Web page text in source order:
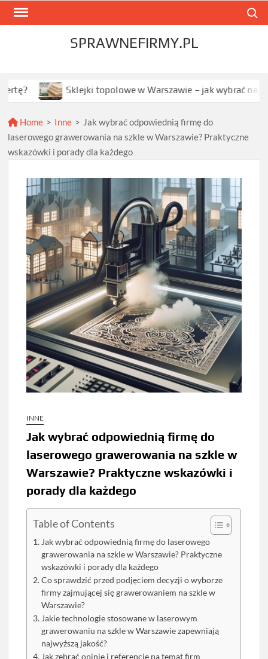
Skip
SPRAWNEFIRMY.PL
Sklejki topolowe w Warszawie – jak wybrać najlepszą opcję
Home > Inne > Jak wybrać odpowiednią firmę do
laserowego grawerowania na szkle w Warszawie? Praktyczne
wskazówki i porady dla każdego
INNE
Jak wybrać odpowiednią firmę do
laserowego grawerowania na szkle w
Warszawie? Praktyczne wskazówki i
porady dla każdego
Table of Contents
Jak wybrać odpowiednią firmę do laserowego
grawerowania na szkle w Warszawie? Praktyczne
wskazówki i porady dla każdego
Co sprawdzić przed podjęciem decyzji o wyborze
firmy zajmującej się grawerowaniem na szkle w
Warszawie?
Jakie technologie stosowane w laserowym
grawerowaniu na szkle w Warszawie zapewniają
najwyższą jakość?
Jak zebrać opinie i referencje na temat firm